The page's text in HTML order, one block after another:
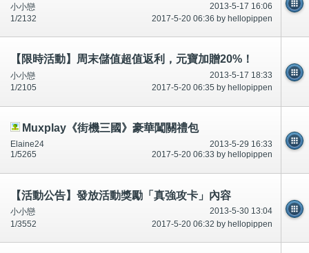
2013-5-17 16:06
小小戀
2017-5-20 06:36 by hellopippen
1/2132
【限時活動】周末儲值超值返利，元寶加贈20%！
2013-5-17 18:33
小小戀
2017-5-20 06:35 by hellopippen
1/2105
Muxplay《街機三國》豪華闖關禮包
2013-5-29 16:33
Elaine24
2017-5-20 06:33 by hellopippen
1/5265
【活動公告】發放活動獎勵「真強攻卡」內容
2013-5-30 13:04
小小戀
2017-5-20 06:32 by hellopippen
1/3552